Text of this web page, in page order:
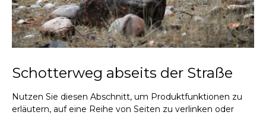
Schotterweg abseits der Straße
Nutzen Sie diesen Abschnitt, um Produktfunktionen zu
erläutern, auf eine Reihe von Seiten zu verlinken oder